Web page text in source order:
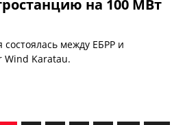
на 100 МВт
между ЕБРР и
Wind Karatau.